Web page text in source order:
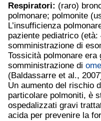
Respiratori: (raro)
polmonare; polmonite
L’insufficienza
paziente pediatrico (età:
somministrazione di
Tossicità polmonare era
somministrazione di
(Baldassarre et al.,
Un aumento del rischio
particolare polmoniti, è
ospedalizzati gravi
acida per prevenire la